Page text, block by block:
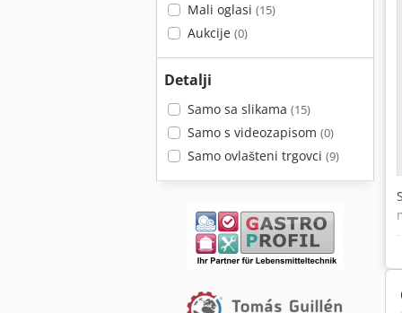
Mali oglasi (15)
Aukcije (0)
Detalji
Samo sa slikama (15)
Samo s videozapisom (0)
Samo ovlašteni trgovci (9)